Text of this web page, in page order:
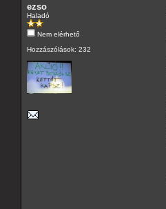
ezso
Haladó
Nem elérhető
Hozzászólások: 232